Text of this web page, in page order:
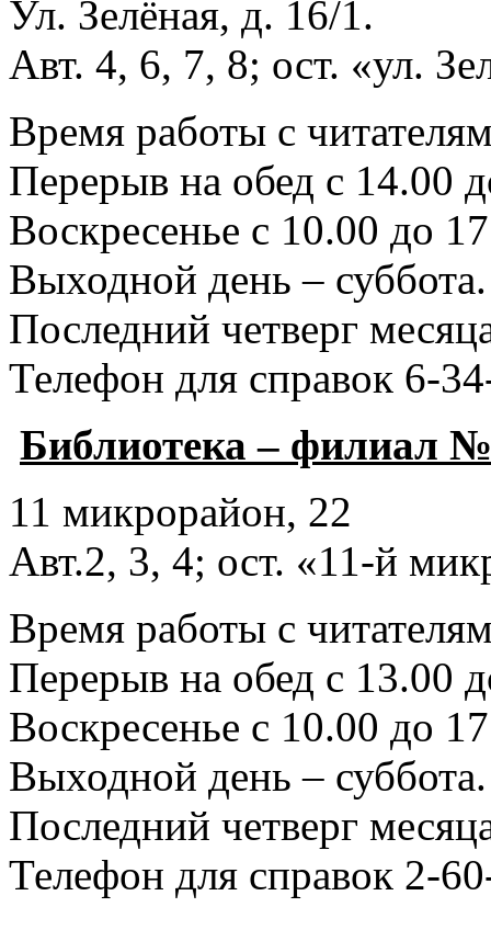
Ул. Зелёная, д. 16/1.
Авт. 4, 6, 7, 8; ост. «ул.
Время работы с
Перерыв на обед с 14.00
Воскресенье с 10.00 до
Выходной день – суббота.
Последний четверг
Телефон для справок 6-
Библиотека – филиал
11 микрорайон, 22
Авт.2, 3, 4; ост. «11-й
Время работы с
Перерыв на обед с 13.00
Воскресенье с 10.00 до
Выходной день – суббота.
Последний четверг
Телефон для справок 2-